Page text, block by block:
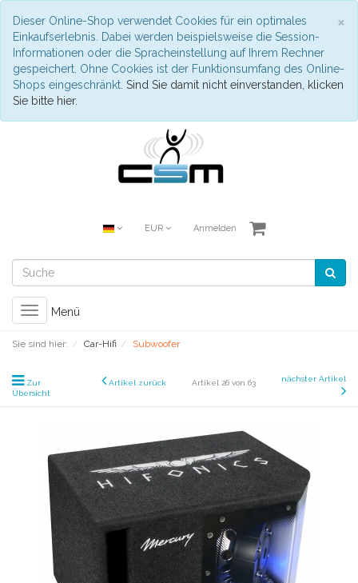
×
Dieser Online-Shop verwendet Cookies für ein optimales
Einkaufserlebnis. Dabei werden beispielsweise die Session-
Informationen oder die Spracheinstellung auf Ihrem Rechner
gespeichert. Ohne Cookies ist der Funktionsumfang des Online-
Shops eingeschränkt. Sind Sie damit nicht einverstanden, klicken
Sie bitte hier.
EUR Anmelden
Toggle
navigation
Menü
Sie sind hier: Car-Hifi Subwoofer
Zur
Übersicht
Artikel zurück Artikel 26 von 63 nächster Artikel